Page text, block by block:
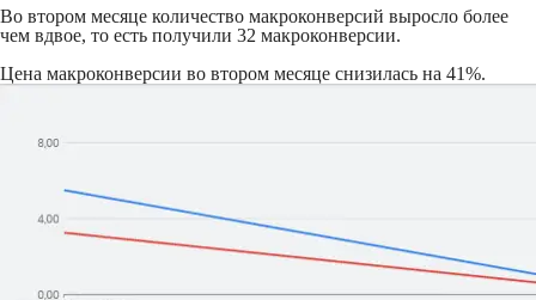
Во втором месяце количество макроконверсий выросло более
чем вдвое, то есть получили 32 макроконверсии.
Цена макроконверсии во втором месяце снизилась на 41%.